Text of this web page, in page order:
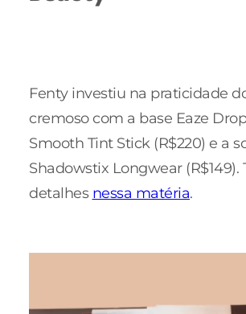
Fenty investiu na praticidade
cremoso com a base Eaze
Smooth Tint Stick (R$220) e a
Shadowstix Longwear (R$149).
detalhes nessa matéria.